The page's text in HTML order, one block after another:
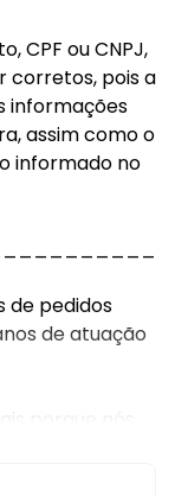
CPF ou CNPJ,
corretos, pois a
informações
assim como o
informado no
de pedidos
de atuação
porque nós